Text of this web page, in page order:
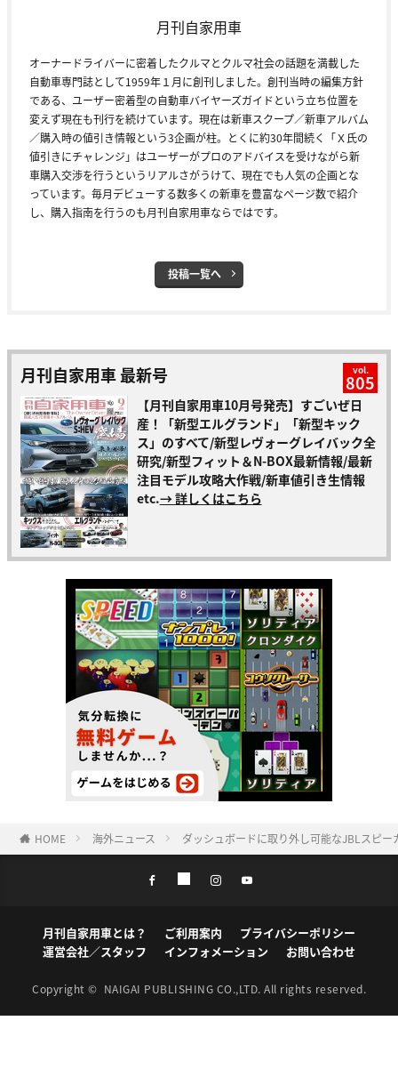
月刊自家用車
オーナードライバーに密着したクルマとクルマ社会の話題を満載した
自動車専門誌として1959年１月に創刊しました。創刊当時の編集方針
である、ユーザー密着型の自動車バイヤーズガイドという立ち位置を
変えず現在も刊行を続けています。現在は新車スクープ／新車アルバム
／購入時の値引き情報という3企画が柱。とくに約30年間続く「Ｘ氏の
値引きにチャレンジ」はユーザーがプロのアドバイスを受けながら新
車購入交渉を行うというリアルさがうけて、現在でも人気の企画とな
っています。毎月デビューする数多くの新車を豊富なページ数で紹介
し、購入指南を行うのも月刊自家用車ならではです。
投稿一覧へ
月刊自家用車 最新号 vol.
805
【月刊自家用車10月号発売】すごいぜ日
産！「新型エルグランド」「新型キック
ス」のすべて/新型レヴォーグレイバック全
研究/新型フィット＆N-BOX最新情報/最新
注目モデル攻略大作戦/新車値引き生情報
etc.→ 詳しくはこちら
HOME 海外ニュース ダッシュボードに取り外し可能なJBLスピ
月刊自家用車とは？ ご利用案内
プライバシーポリシー
運営会社／スタッフ
インフォメーション お問い合わせ
Copyright © NAIGAI PUBLISHING CO.,LTD. All rights reserved.